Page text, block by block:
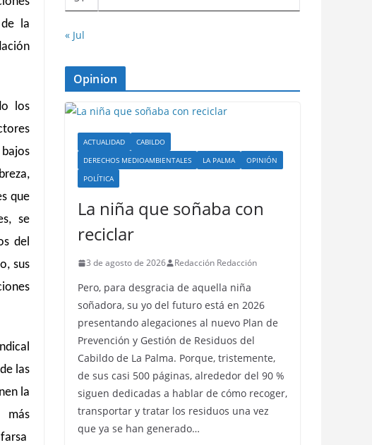
la
los
que
se
del
sus
las
la
más
« Jul
Opinion
ACTUALIDAD
CABILDO
DERECHOS MEDIOAMBIENTALES
LA PALMA
OPINIÓN
POLÍTICA
La niña que soñaba con
reciclar
3 de agosto de 2026 Redacción Redacción
Pero, para desgracia de aquella niña
soñadora, su yo del futuro está en 2026
presentando alegaciones al nuevo Plan de
Prevención y Gestión de Residuos del
Cabildo de La Palma. Porque, tristemente,
de sus casi 500 páginas, alrededor del 90 %
siguen dedicadas a hablar de cómo recoger,
transportar y tratar los residuos una vez
que ya se han generado…